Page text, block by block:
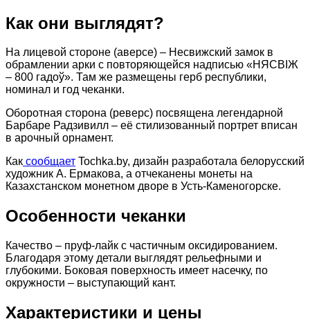
Как они выглядят?
На лицевой стороне (аверсе) – Несвижский замок в
обрамлении арки с повторяющейся надписью «НЯСВІЖ
– 800 гадоў». Там же размещены герб республики,
номинал и год чеканки.
Оборотная сторона (реверс) посвящена легендарной
Барбаре Радзивилл – её стилизованный портрет вписан
в арочный орнамент.
Как сообщает Tochka.by, дизайн разработала белорусский
художник А. Ермакова, а отчеканены монеты на
Казахстанском монетном дворе в Усть-Каменогорске.
Особенности чеканки
Качество – пруф-лайк с частичным оксидированием.
Благодаря этому детали выглядят рельефными и
глубокими. Боковая поверхность имеет насечку, по
окружности – выступающий кант.
Характеристики и цены